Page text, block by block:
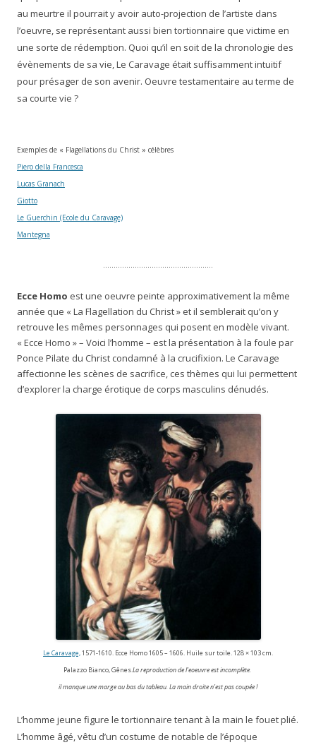
au meurtre il pourrait y avoir auto-projection de l’artiste dans
l’oeuvre, se représentant aussi bien tortionnaire que victime en
une sorte de rédemption. Quoi qu’il en soit de la chronologie des
évènements de sa vie, Le Caravage était suffisamment intuitif
pour présager de son avenir. Oeuvre testamentaire au terme de
sa courte vie ?
Exemples de « Flagellations du Christ » célèbres
Piero della Francesca
Lucas Granach
Giotto
Le Guerchin (Ecole du Caravage)
Mantegna
Ecce Homo est une oeuvre peinte approximativement la même
année que « La Flagellation du Christ » et il semblerait qu’on y
retrouve les mêmes personnages qui posent en modèle vivant.
« Ecce Homo » – Voici l’homme – est la présentation à la foule par
Ponce Pilate du Christ condamné à la crucifixion. Le Caravage
affectionne les scènes de sacrifice, ces thèmes qui lui permettent
d’explorer la charge érotique de corps masculins dénudés.
Le Caravage, 1571-1610. Ecce Homo 1605 – 1606. Huile sur toile. 128 × 103 cm.
Palazzo Bianco, Gênes.La reproduction de l’eoeuvre est incomplète.
il manque une marge au bas du tableau. La main droite n’est pas coupée !
L’homme jeune figure le tortionnaire tenant à la main le fouet plié.
L’homme âgé, vêtu d’un costume de notable de l’époque